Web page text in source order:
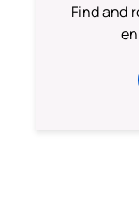
Find and